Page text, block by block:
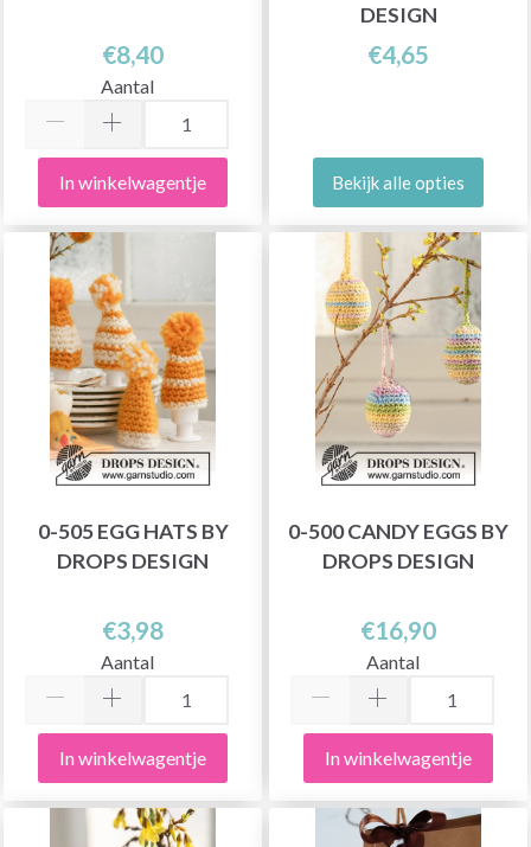
€8,40
Aantal
In winkelwagentje
DESIGN
€4,65
Bekijk alle opties
0-505 EGG HATS BY
DROPS DESIGN
€3,98
Aantal
In winkelwagentje
0-500 CANDY EGGS BY
DROPS DESIGN
€16,90
Aantal
In winkelwagentje